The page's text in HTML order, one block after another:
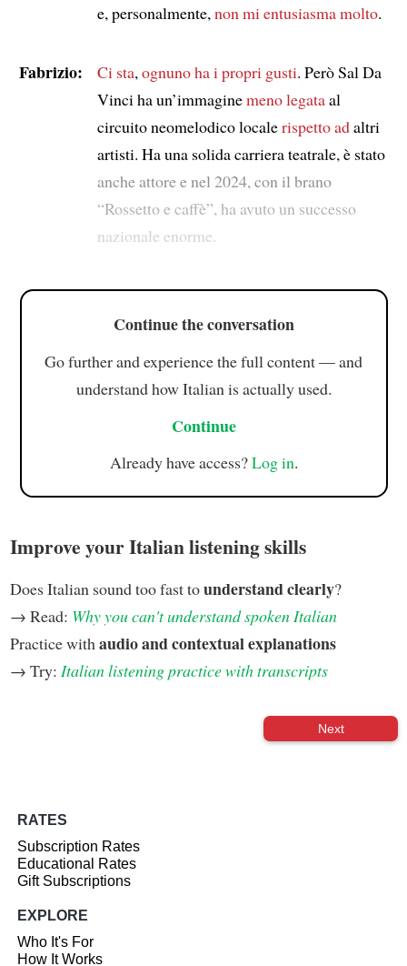
e, personalmente, non mi entusiasma molto.
Fabrizio: Ci sta, ognuno ha i propri gusti. Però Sal Da
Vinci ha un’immaginemeno legataal
circuito neomelodico localerispetto adaltri
artisti. Ha una solida carriera teatrale, è stato
anche attore e nel 2024, con il brano
“Rossetto e caffè”, ha avuto un successo
nazionale enorme.
Continue the conversation
Go further and experience the full content — and
understand how Italian is actually used.
Continue
Already have access?Log in.
Improve your Italian listening skills
Does Italian sound too fast tounderstand clearly?
→ Read: Why you can't understand spoken Italian
Practice with audio and contextual explanations
→ Try: Italian listening practice with transcripts
Next
RATES
Subscription Rates
Educational Rates
Gift Subscriptions
EXPLORE
Who It's For
How It Works